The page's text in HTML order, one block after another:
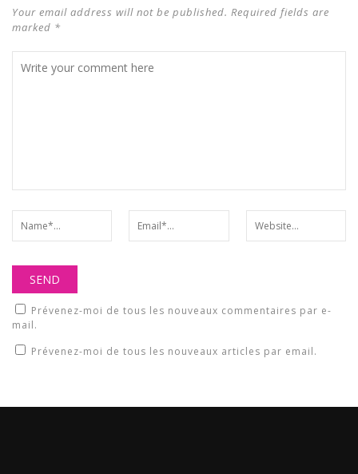
Your email address will not be published. Required fields are
marked *
Prévenez-moi de tous les nouveaux commentaires par e-
mail.
Prévenez-moi de tous les nouveaux articles par email.